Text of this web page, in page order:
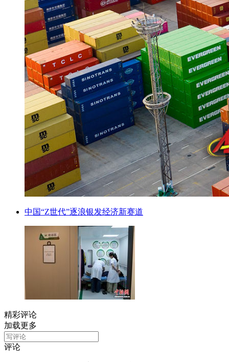
中国“Z世代”逐浪银发经济新赛道
精彩评论
加载更多
评论